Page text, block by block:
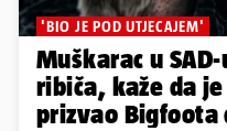
'BIO JE POD UTJECAJEM'
Muškarac u
ribiča, kaže da
prizvao Bigfoota